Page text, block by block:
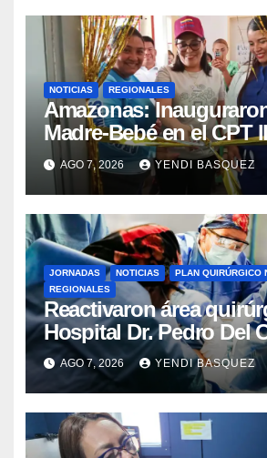
NOTICIAS REGIONALES
​Amazonas:
Madre-Bebé en el CPT
del Aeropuerto
Rincón
AGO 7, 2026 YENDI BASQUEZ
JORNADAS NOTICIAS
PLAN QUIRÚRGICO
REGIONALES
Reactivaron área
Hospital Dr. Pedro Del
Guárico
AGO 7, 2026 YENDI BASQUEZ